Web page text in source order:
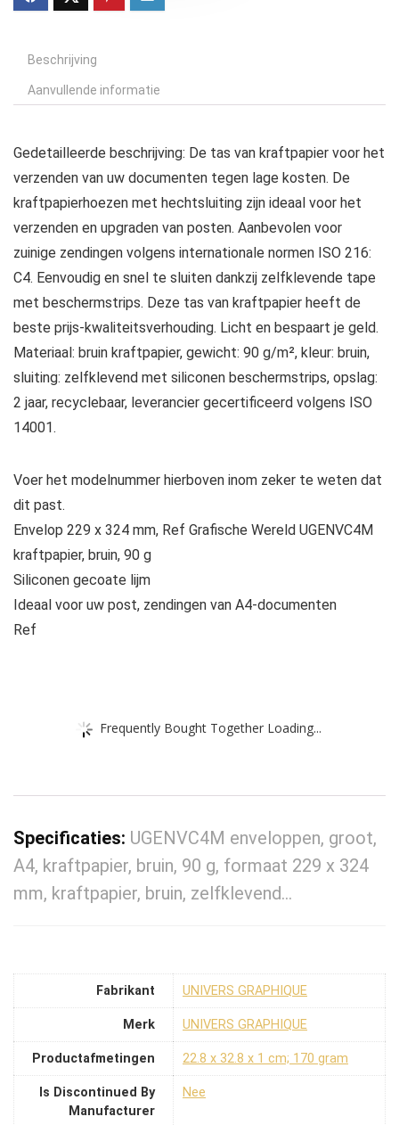
Beschrijving
Aanvullende informatie
Gedetailleerde beschrijving: De tas van kraftpapier voor het
verzenden van uw documenten tegen lage kosten. De
kraftpapierhoezen met hechtsluiting zijn ideaal voor het
verzenden en upgraden van posten. Aanbevolen voor
zuinige zendingen volgens internationale normen ISO 216:
C4. Eenvoudig en snel te sluiten dankzij zelfklevende tape
met beschermstrips. Deze tas van kraftpapier heeft de
beste prijs-kwaliteitsverhouding. Licht en bespaart je geld.
Materiaal: bruin kraftpapier, gewicht: 90 g/m², kleur: bruin,
sluiting: zelfklevend met siliconen beschermstrips, opslag:
2 jaar, recyclebaar, leverancier gecertificeerd volgens ISO
14001.
Voer het modelnummer hierboven inom zeker te weten dat
dit past.
Envelop 229 x 324 mm, Ref Grafische Wereld UGENVC4M
kraftpapier, bruin, 90 g
Siliconen gecoate lijm
Ideaal voor uw post, zendingen van A4-documenten
Ref
Frequently Bought Together Loading...
Specificaties: UGENVC4M enveloppen, groot,
A4, kraftpapier, bruin, 90 g, formaat 229 x 324
mm, kraftpapier, bruin, zelfklevend…
Fabrikant ‎UNIVERS GRAPHIQUE
Merk ‎UNIVERS GRAPHIQUE
Productafmetingen ‎22.8 x 32.8 x 1 cm; 170 gram
Is Discontinued By
Manufacturer
‎Nee